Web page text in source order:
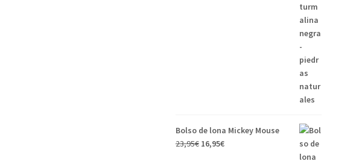
Bolso de lona Mickey Mouse
23,95€ 16,95€